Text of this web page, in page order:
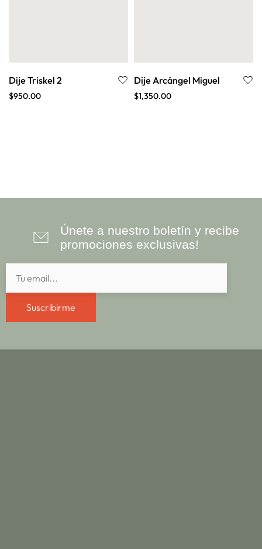
Dije Triskel 2
$950.00
Dije Arcángel Miguel
$1,350.00
Únete a nuestro boletín y recibe
promociones exclusivas!
Suscribirme